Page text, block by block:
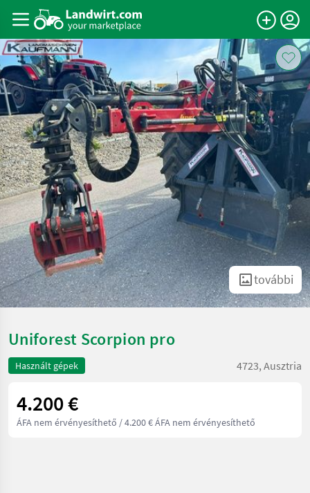
további
Uniforest Scorpion pro
Használt gépek 4723, Ausztria
4.200 €
ÁFA nem érvényesíthető / 4.200 € ÁFA nem érvényesíthető